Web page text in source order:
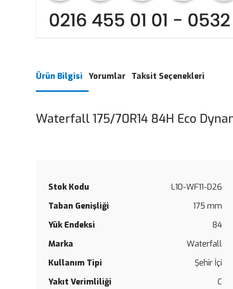
Ürün Bilgisi Yorumlar Taksit Seçenekleri
Waterfall 175/70R14 84H Eco
Stok Kodu L10-WF11-D26
Taban Genişliği
175 mm
Yük Endeksi
84
Marka
Waterfall
Kullanım Tipi
Şehir İçi
Yakıt Verimliliği
C